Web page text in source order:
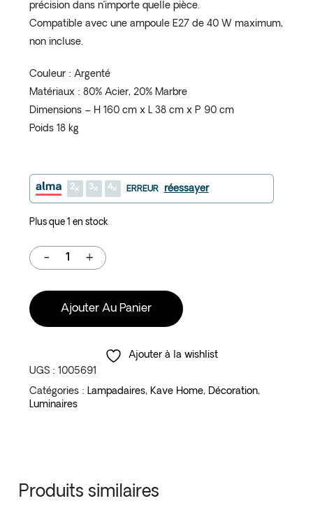
précision dans n’importe quelle pièce.
Compatible avec une ampoule E27 de 40 W maximum,
non incluse.
Couleur : Argenté
Matériaux : 80% Acier, 20% Marbre
Dimensions – H 160 cm x L 38 cm x P 90 cm
Poids 18 kg
2 3 4 ERREUR réessayer
Plus que 1 en stock
Ajouter Au Panier
Ajouter à la wishlist
UGS : 1005691
Catégories : Lampadaires, Kave Home, Décoration,
Luminaires
Produits similaires